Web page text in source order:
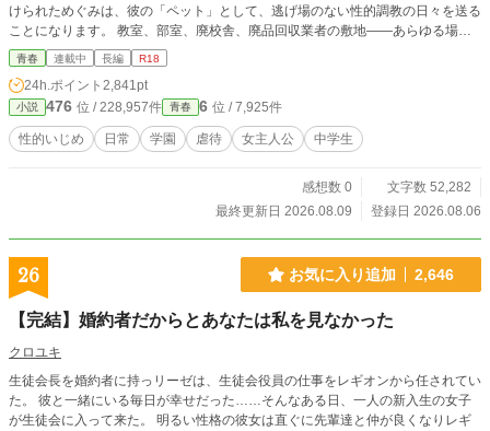
けられためぐみは、彼の「ペット」として、逃げ場のない性的調教の日々を送る
ことになります。 教室、部室、廃校舎、廃品回収業者の敷地——あらゆる場所
で行われる、屈辱的で過激な行為。初めての性的いじめ、ハンドボール部での集
団調教、アナル処女の喪失、オナニーショー、他校の生徒を交えた公開凌辱——
めぐみの身体は河田の「作品」として少しずつ変貌していきます。肥大化したク
リトリス、許可なしにはイケなくなった身体、おしっこを漏らしながら絶頂する
感覚——河田の調教は、めぐみの感覚そのものを塗り替えていきます。 学校の
ヒエラルキーが変わり、新たな加害者が現れても、めぐみの状況は変わりませ
「奉公」——めぐみは常に「家畜」として扱われ、逃げ場を失っていきます。
これは、一人の少女が「いじめ」から「調教」へ、そして「家畜」としての日常
ありの本作は、逃げ場のない世界で生きる少女の極限の物語です。
青春 連載中 長編 R18
24h.ポイント 2,841pt
小説 476 位 / 228,957件 青春 6 位 / 7,925件
性的いじめ 日常 学園 虐待 女主人公 中学生
感想数 0
文字数 52,282
最終更新日 2026.08.09
登録日 2026.08.06
26 お気に入り追加 2,646
【完結】婚約者だからとあなたは私を見なかった
クロユキ
生徒会長を婚約者に持っリーゼは、生徒会役員の仕事をレギオンから任されてい
た。 彼と一緒にいる毎日が幸せだった……そんなある日、一人の新入生の女子
が生徒会に入って来た。 明るい性格の彼女は直ぐに先輩達と仲が良くなりレギ